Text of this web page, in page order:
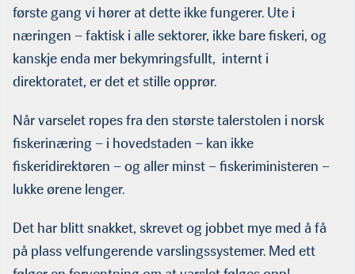
første gang vi hører at dette ikke fungerer. Ute i
næringen – faktisk i alle sektorer, ikke bare fiskeri, og
kanskje enda mer bekymringsfullt, internt i
direktoratet, er det et stille opprør.
Når varselet ropes fra den største talerstolen i norsk
fiskerinæring – i hovedstaden – kan ikke
fiskeridirektøren – og aller minst – fiskeriministeren –
lukke ørene lenger.
Det har blitt snakket, skrevet og jobbet mye med å få
på plass velfungerende varslingssystemer. Med ett